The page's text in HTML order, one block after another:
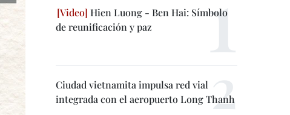
Hien Luong - Ben Hai: Símbolo
de reunificación y paz
Ciudad vietnamita impulsa red vial
integrada con el aeropuerto Long Thanh